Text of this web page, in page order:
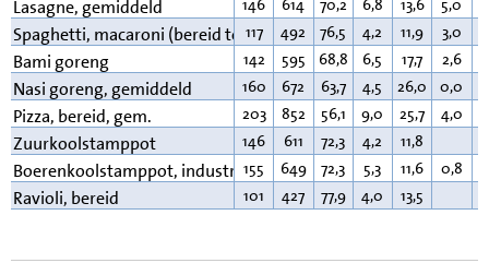
Lasagne, gemiddeld 146 614 70,2 6,8 13,6 5,0
Spaghetti, macaroni (bereid tom.saus)
117 492 76,5 4,2 11,9 3,0
Bami goreng 142 595 68,8 6,5 17,7 2,6
Nasi goreng, gemiddeld 160 672 63,7 4,5 26,0 0,0
Pizza, bereid, gem. 203 852 56,1 9,0 25,7 4,0
Zuurkoolstamppot 146 611 72,3 4,2 11,8
Boerenkoolstamppot, industrieel
155 649 72,3 5,3 11,6 0,8
Ravioli, bereid 101 427 77,9 4,0 13,5